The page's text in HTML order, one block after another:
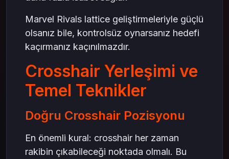
Marvel Rivals lattice geliştirmeleriyle güçlü
olsanız bile, kontrolsüz oynarsanız hedefi
kaçırmanız kaçınılmazdır.
Crosshair Yerleşimi ve
Temel Teknikler
Doğru Crosshair Pozisyonu
En önemli kural: crosshair her zaman
rakibin çıkabileceği noktada olmalı. Bu